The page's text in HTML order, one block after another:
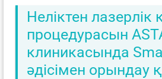
Неліктен лазерлік
процедурасын
клиникасында
әдісімен орындау